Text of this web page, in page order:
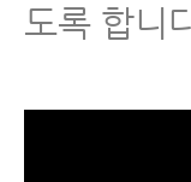
척추전방
척추유합
도록 합니